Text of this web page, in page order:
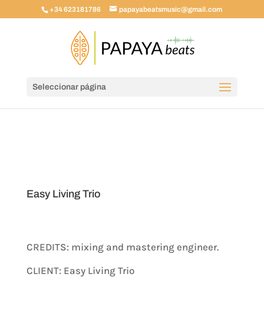
+34 623181786 papayabeatsmusic@gmail.com
Seleccionar página
Easy Living Trio
CREDITS: mixing and mastering engineer.
CLIENT: Easy Living Trio